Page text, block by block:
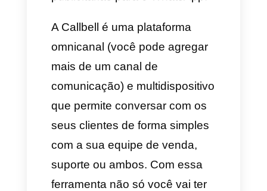
ser dirigido às apps de
mensageria como o
Messenger, o Instagram ou o
WhatsApp.
4) Seguidamente, vamos
selecionar a página do